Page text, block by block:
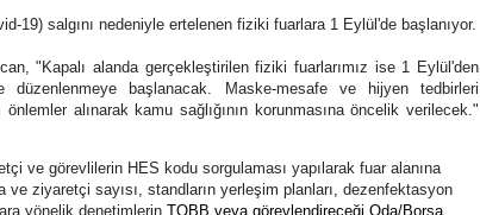
19) salgını nedeniyle ertelenen fiziki fuarlara 1 Eylül'de başlanıyor.
"Kapalı alanda gerçekleştirilen fiziki fuarlarımız ise 1 Eylül'den
düzenlenmeye başlanacak. Maske-mesafe ve hijyen tedbirleri
alınarak kamu sağlığının korunmasına öncelik verilecek."
ve görevlilerin HES kodu sorgulaması yapılarak fuar alanına
ve ziyaretçi sayısı, standların yerleşim planları, dezenfektasyon
yönelik denetimlerin TOBB veya görevlendireceği Oda/Borsa